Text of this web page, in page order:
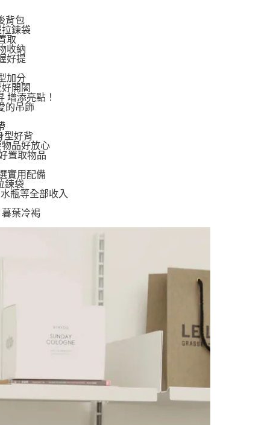
務條款，請詳閱以下連結：
】
恩沛科技股份有限公司提供之「AFTEE先享後付」服務完成之
本服務之必要範圍內提供個人資料，並將交易相關給付款項請
予恩沛科技股份有限公司。
人資料處理事宜，請瀏覽以下網址：
terms/#terms3
的使用者請事先徵得法定代理人或監護人之同意方可使用
享後付」，若未經同意申辦者引起之損失，本公司不負相關責
予不同之上限額度；若仍有額度不足之情形，本公司將視審查
進行身份認證。
人註冊多個帳號或使用他人資訊註冊。若發現惡意使用之情
技股份有限公司將有權停止該用戶之使用額度並採取法律行
背包
鍊袋
取
收納
好提
加分
開閤
增添亮點！
的吊飾
型好背
品好放心
置取物品
實用配備
鍊袋
瓶等全部收入
葉冷褐